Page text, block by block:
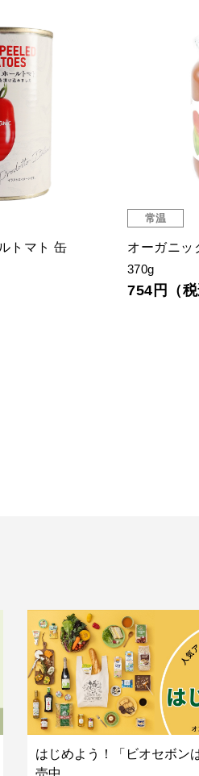
トマト 缶
常温
オーガニッ
370g
754円（税
はじめよう！「ビオセボン
売中